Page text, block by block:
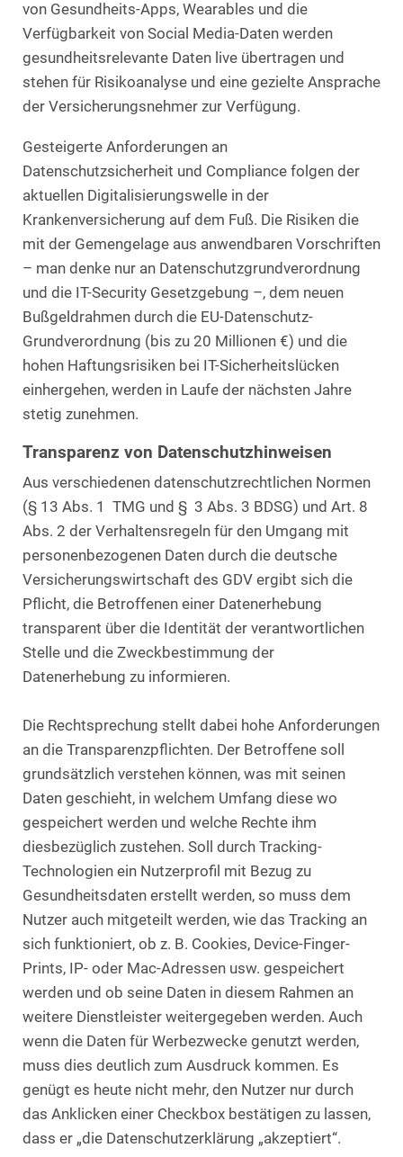
von Gesundheits-Apps, Wearables und die
Verfügbarkeit von Social Media-Daten werden
gesundheitsrelevante Daten live übertragen und
stehen für Risikoanalyse und eine gezielte Ansprache
der Versicherungsnehmer zur Verfügung.
Gesteigerte Anforderungen an
Datenschutzsicherheit und Compliance folgen der
aktuellen Digitalisierungswelle in der
Krankenversicherung auf dem Fuß. Die Risiken die
mit der Gemengelage aus anwendbaren Vorschriften
– man denke nur an Datenschutzgrundverordnung
und die IT-Security Gesetzgebung –, dem neuen
Bußgeldrahmen durch die EU-Datenschutz-
Grundverordnung (bis zu 20 Millionen €) und die
hohen Haftungsrisiken bei IT-Sicherheitslücken
einhergehen, werden in Laufe der nächsten Jahre
stetig zunehmen.
Transparenz von Datenschutzhinweisen
Aus verschiedenen datenschutzrechtlichen Normen
(§ 13 Abs. 1 TMG und § 3 Abs. 3 BDSG) und Art. 8
Abs. 2 der Verhaltensregeln für den Umgang mit
personenbezogenen Daten durch die deutsche
Versicherungswirtschaft des GDV ergibt sich die
Pflicht, die Betroffenen einer Datenerhebung
transparent über die Identität der verantwortlichen
Stelle und die Zweckbestimmung der
Datenerhebung zu informieren.
Die Rechtsprechung stellt dabei hohe Anforderungen
an die Transparenzpflichten. Der Betroffene soll
grundsätzlich verstehen können, was mit seinen
Daten geschieht, in welchem Umfang diese wo
gespeichert werden und welche Rechte ihm
diesbezüglich zustehen. Soll durch Tracking-
Technologien ein Nutzerprofil mit Bezug zu
Gesundheitsdaten erstellt werden, so muss dem
Nutzer auch mitgeteilt werden, wie das Tracking an
sich funktioniert, ob z. B. Cookies, Device-Finger-
Prints, IP- oder Mac-Adressen usw. gespeichert
werden und ob seine Daten in diesem Rahmen an
weitere Dienstleister weitergegeben werden. Auch
wenn die Daten für Werbezwecke genutzt werden,
muss dies deutlich zum Ausdruck kommen. Es
genügt es heute nicht mehr, den Nutzer nur durch
das Anklicken einer Checkbox bestätigen zu lassen,
dass er „die Datenschutzerklärung „akzeptiert“.